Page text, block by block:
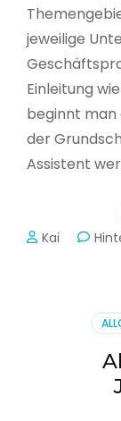
jeweilige
Einleitung
beginnt man
der
Assistent
Kai